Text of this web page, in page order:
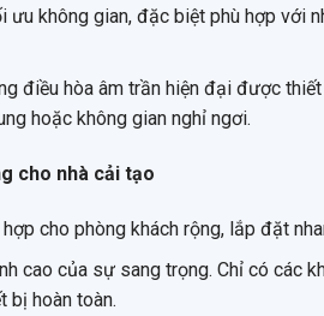
ưu không gian, đặc biệt phù hợp với
điều hòa âm trần hiện đại được
hoặc không gian nghỉ ngơi.
cho nhà cải tạo
cho phòng khách rộng, lắp đặt
cao của sự sang trọng. Chỉ có các
bị hoàn toàn.